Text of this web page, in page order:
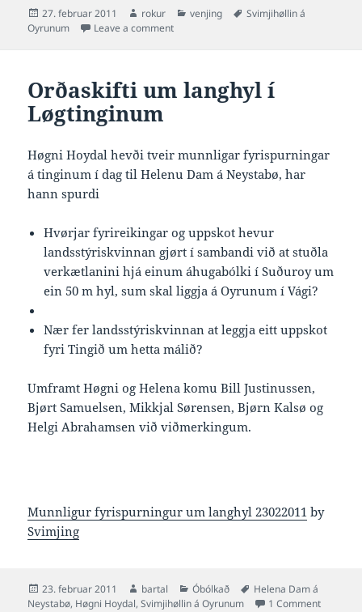
Posted
on
27. februar 2011 Author
rokur Categories
venjing Tags
Svimjihøllin á
Oyrunum
Leave a commenton Álvaratos um langhylin í Vági
Orðaskifti um langhyl í
Løgtinginum
Høgni Hoydal hevði tveir munnligar fyrispurningar
á tinginum í dag til Helenu Dam á Neystabø, har
hann spurdi
Hvørjar fyrireikingar og uppskot hevur
landsstýriskvinnan gjørt í sambandi við at stuðla
verkætlanini hjá einum áhugabólki í Suðuroy um
ein 50 m hyl, sum skal liggja á Oyrunum í Vági?
Nær fer landsstýriskvinnan at leggja eitt uppskot
fyri Tingið um hetta málið?
Umframt Høgni og Helena komu Bill Justinussen,
Bjørt Samuelsen, Mikkjal Sørensen, Bjørn Kalsø og
Helgi Abrahamsen við viðmerkingum.
Munnligur fyrispurningur um langhyl 23022011 by
Svimjing
Posted
on
23. februar 2011 Author
bartal Categories
Óbólkað Tags
Helena Dam á
Neystabø, Høgni Hoydal,Svimjihøllin á Oyrunum 1 Commenton